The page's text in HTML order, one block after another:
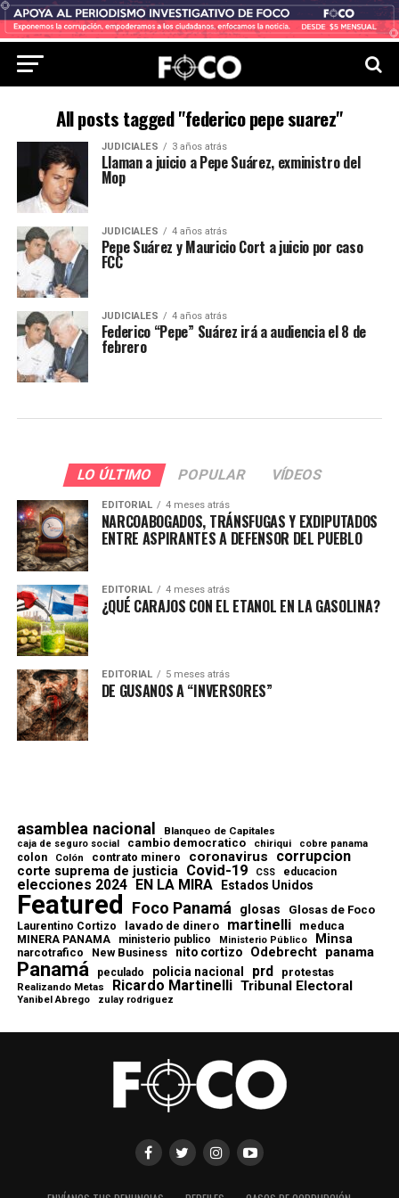
All posts tagged "federico pepe suarez"
JUDICIALES 3 años atrás
Llaman a juicio a Pepe Suárez, exministro del
Mop
JUDICIALES 4 años atrás
Pepe Suárez y Mauricio Cort a juicio por caso
FCC
JUDICIALES 4 años atrás
Federico “Pepe” Suárez irá a audiencia el 8 de
febrero
LO ÚLTIMO POPULAR VÍDEOS
EDITORIAL 4 meses atrás
NARCOABOGADOS, TRÁNSFUGAS Y EXDIPUTADOS
ENTRE ASPIRANTES A DEFENSOR DEL PUEBLO
EDITORIAL 4 meses atrás
¿QUÉ CARAJOS CON EL ETANOL EN LA GASOLINA?
EDITORIAL 5 meses atrás
DE GUSANOS A “INVERSORES”
asamblea nacional Blanqueo de Capitales
caja de seguro social cambio democratico chiriqui cobre panama
colon Colón contrato minero coronavirus corrupcion
corte suprema de justicia Covid-19 CSS educacion
elecciones 2024 EN LA MIRA Estados Unidos
Featured Foco Panamá glosas Glosas de Foco
Laurentino Cortizo lavado de dinero martinelli meduca
MINERA PANAMA ministerio publico Ministerio Público Minsa
narcotrafico New Business nito cortizo Odebrecht panama
Panamá peculado policia nacional prd protestas
Realizando Metas Ricardo Martinelli Tribunal Electoral
Yanibel Abrego zulay rodriguez